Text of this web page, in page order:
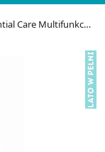
do ciała, 2szt. x 200 ml - cena 89,59 zł